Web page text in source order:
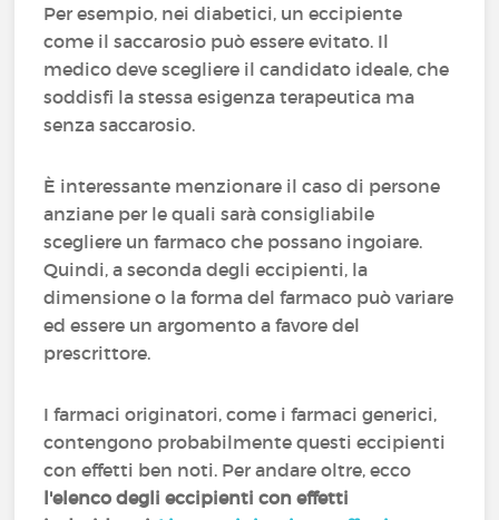
Per esempio, nei diabetici, un eccipiente
come il saccarosio può essere evitato. Il
medico deve scegliere il candidato ideale, che
soddisfi la stessa esigenza terapeutica ma
senza saccarosio.
È interessante menzionare il caso di persone
anziane per le quali sarà consigliabile
scegliere un farmaco che possano ingoiare.
Quindi, a seconda degli eccipienti, la
dimensione o la forma del farmaco può variare
ed essere un argomento a favore del
prescrittore.
I farmaci originatori, come i farmaci generici,
contengono probabilmente questi eccipienti
con effetti ben noti. Per andare oltre, ecco
l'elenco degli eccipienti con effetti